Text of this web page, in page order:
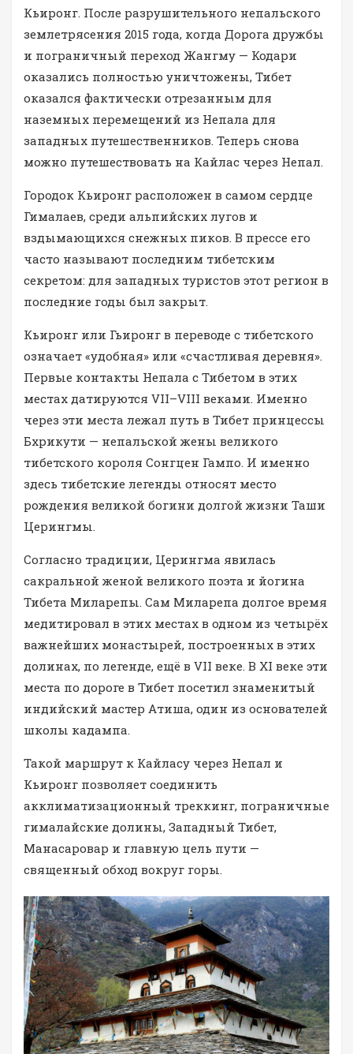
Кьиронг. После разрушительного непальского
землетрясения 2015 года, когда Дорога дружбы
и пограничный переход Жангму — Кодари
оказались полностью уничтожены, Тибет
оказался фактически отрезанным для
наземных перемещений из Непала для
западных путешественников. Теперь снова
можно путешествовать на Кайлас через Непал.
Городок Кьиронг расположен в самом сердце
Гималаев, среди альпийских лугов и
вздымающихся снежных пиков. В прессе его
часто называют последним тибетским
секретом: для западных туристов этот регион в
последние годы был закрыт.
Кьиронг или Гьиронг в переводе с тибетского
означает «удобная» или «счастливая деревня».
Первые контакты Непала с Тибетом в этих
местах датируются VII–VIII веками. Именно
через эти места лежал путь в Тибет принцессы
Бхрикути — непальской жены великого
тибетского короля Сонгцен Гампо. И именно
здесь тибетские легенды относят место
рождения великой богини долгой жизни Таши
Церингмы.
Согласно традиции, Церингма явилась
сакральной женой великого поэта и йогина
Тибета Миларепы. Сам Миларепа долгое время
медитировал в этих местах в одном из четырёх
важнейших монастырей, построенных в этих
долинах, по легенде, ещё в VII веке. В XI веке эти
места по дороге в Тибет посетил знаменитый
индийский мастер Атиша, один из основателей
школы кадампа.
Такой маршрут к Кайласу через Непал и
Кьиронг позволяет соединить
акклиматизационный треккинг, пограничные
гималайские долины, Западный Тибет,
Манасаровар и главную цель пути —
священный обход вокруг горы.